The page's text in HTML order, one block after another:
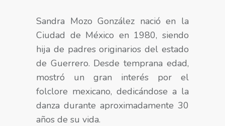
Sandra Mozo González nació en la
Ciudad de México en 1980, siendo
hija de padres originarios del estado
de Guerrero. Desde temprana edad,
mostró un gran interés por el
folclore mexicano, dedicándose a la
danza durante aproximadamente 30
años de su vida.